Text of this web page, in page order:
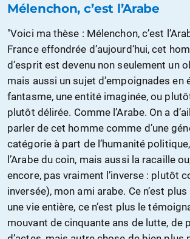
Mélenchon, c’est l’Arabe
"Voici ma thèse : Mélenchon, c’est
France effondrée d’aujourd’hui, cet
d’esprit est devenu non seulement un
mais aussi un sujet d’empoignades en
fantasme, une entité imaginée, ou
plutôt délirée. Comme l’Arabe. On a
parler de cet homme comme d’une
catégorie à part de l’humanité
l’Arabe du coin, mais aussi la racaille
encore, pas vraiment l’inverse : plutôt
inversée), mon ami arabe. Ce n’est
une vie entière, ce n’est plus le
mouvant de cinquante ans de lutte, de